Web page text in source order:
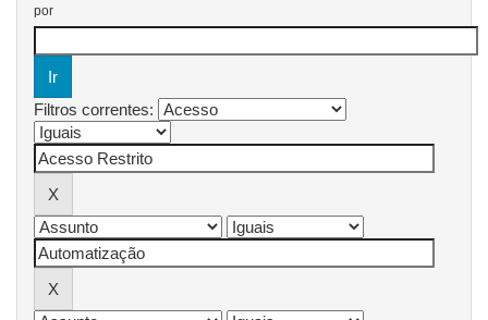
por
Filtros correntes: